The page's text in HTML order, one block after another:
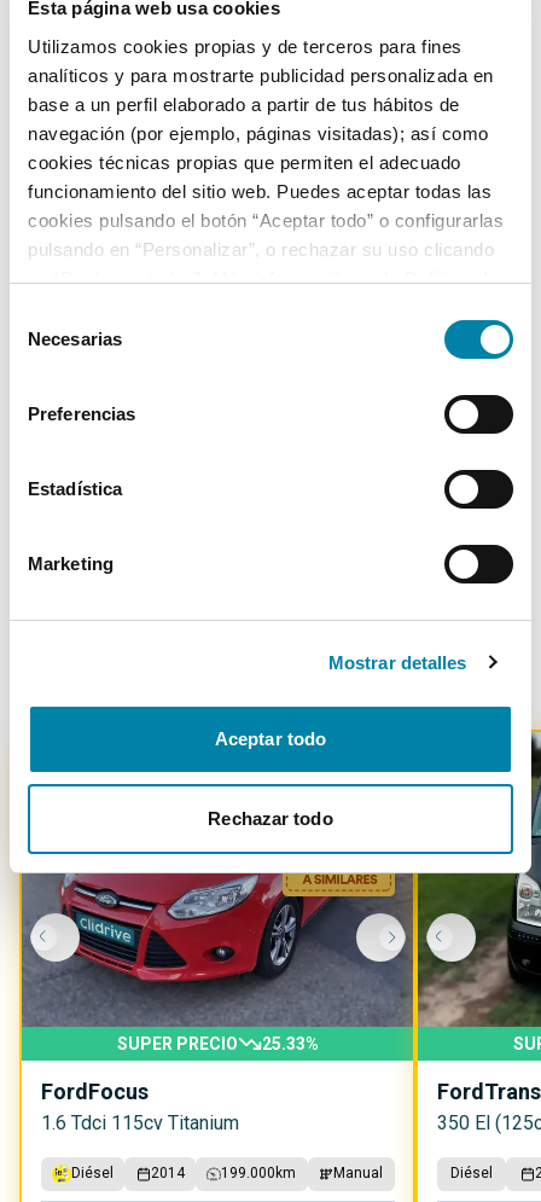
Esta página web usa cookies
Utilizamos cookies propias y de terceros para fines
analíticos y para mostrarte publicidad personalizada en
base a un perfil elaborado a partir de tus hábitos de
navegación (por ejemplo, páginas visitadas); así como
cookies técnicas propias que permiten el adecuado
funcionamiento del sitio web. Puedes aceptar todas las
cookies pulsando el botón “Aceptar todo” o configurarlas
pulsando en “Personalizar”, o rechazar su uso clicando
en “Rechazar todas”. Más información en laPolítica de
Necesarias
Preferencias
Estadística
Marketing
Mostrar detalles
Aceptar todo
Rechazar todo
Equipamiento*
Detalles destacados
Luz diurna LED
Control de tracción
Maletero con iluminación
Para cualquier duda, contacta con nuestro equipo.
Más de 3.500 clientes satisfechos
Otros coches parecidos
SUPER PRECIO 25.33%
FordFocus
1.6 Tdci 115cv Titanium
Diésel 2014 199.000 km Manual
Ford
350 El
Diésel